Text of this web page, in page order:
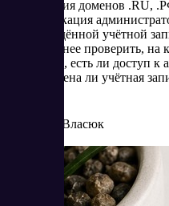
и продления доменов .RU,
идентификация
подтверждённой учётной
стоит заранее проверить,
ли данные, есть ли доступ к
подготовлена ли учётная
Елена Власюк